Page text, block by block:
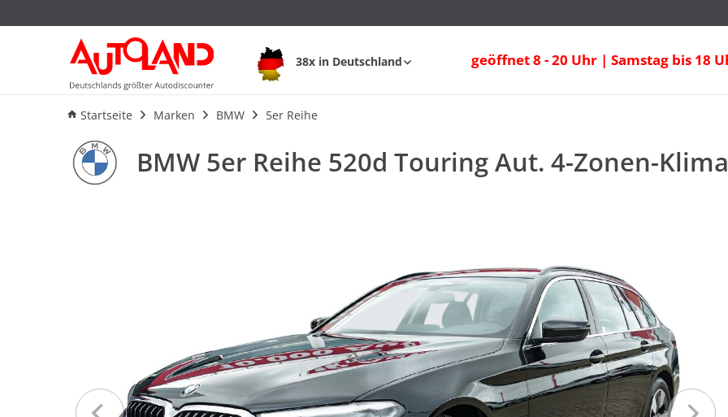
38x in Deutschland geöffnet 8 - 20 Uhr | Samstag bis 18
Startseite Marken BMW 5er Reihe
BMW 5er Reihe 520d Touring Aut. 4-Zonen-Klima Navi
Ausstattung Verbrauch
BMW 5er Reihe 520d Touring Aut. 4-Zonen-